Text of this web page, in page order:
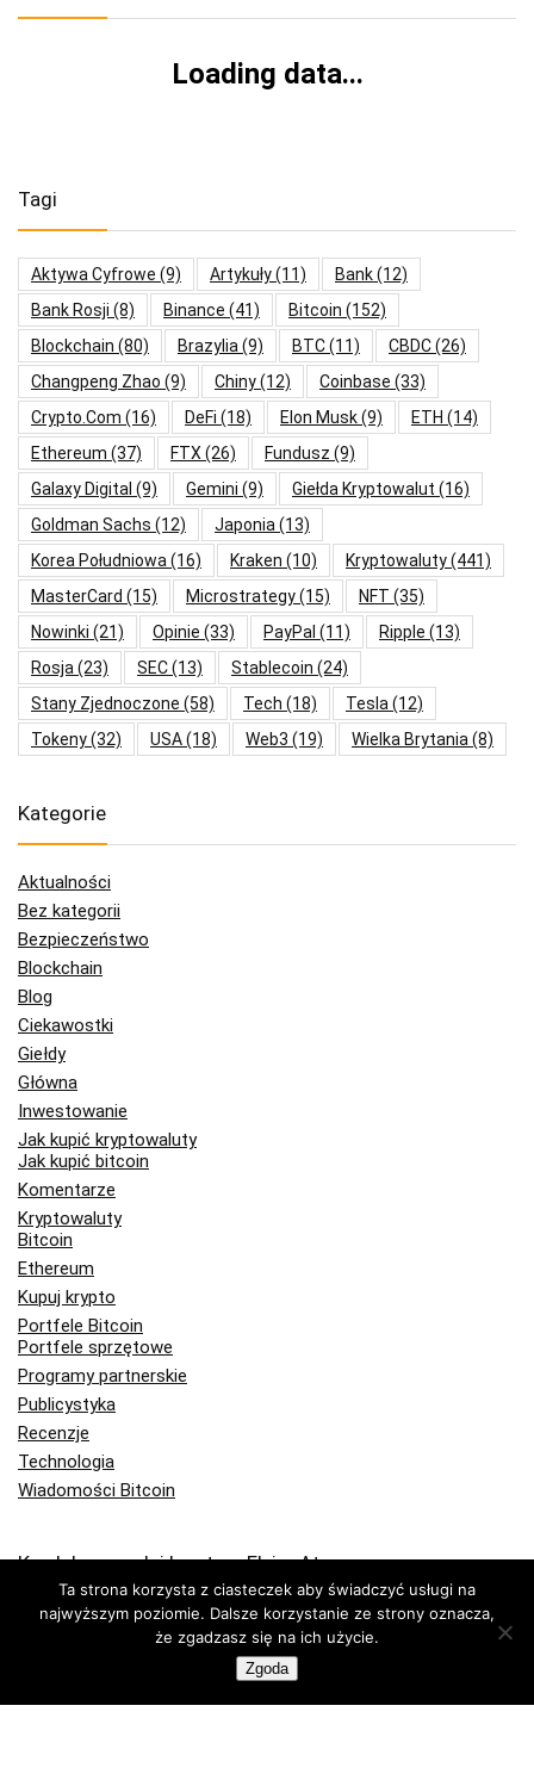
Loading data...
Tagi
Aktywa Cyfrowe (9) Artykuły(11) Bank(12)
Bank Rosji (8) Binance (41) Bitcoin (152)
Blockchain (80) Brazylia (9) BTC(11) CBDC(26)
Changpeng Zhao (9) Chiny(12) Coinbase (33)
Crypto.com (16) DeFi (18) Elon Musk(9) ETH (14)
Ethereum (37) FTX (26) Fundusz (9)
Galaxy Digital (9) Gemini (9) Giełda Kryptowalut (16)
Goldman Sachs (12) Japonia (13)
Korea Południowa (16) Kraken (10) Kryptowaluty(441)
MasterCard (15) Microstrategy(15) NFT (35)
Nowinki (21) Opinie (33) PayPal (11) Ripple (13)
Rosja (23) SEC(13) Stablecoin (24)
Stany Zjednoczone (58) Tech (18) Tesla (12)
Tokeny(32) USA(18) Web3 (19) Wielka Brytania (8)
Kategorie
Aktualności
Bez kategorii
Bezpieczeństwo
Blockchain
Blog
Ciekawostki
Giełdy
Główna
Inwestowanie
Jak kupić kryptowaluty
Jak kupić bitcoin
Komentarze
Kryptowaluty
Bitcoin
Ethereum
Kupuj krypto
Portfele Bitcoin
Portfele sprzętowe
Programy partnerskie
Publicystyka
Recenzje
Technologia
Wiadomości Bitcoin
Kup lub sprzedaj krypto z FlyingAtom
Ta strona korzysta z ciasteczek aby świadczyć usługi na
najwyższym poziomie. Dalsze korzystanie ze strony oznacza,
że zgadzasz się na ich użycie.
Zgoda